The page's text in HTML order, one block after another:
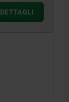
DETTAGLI